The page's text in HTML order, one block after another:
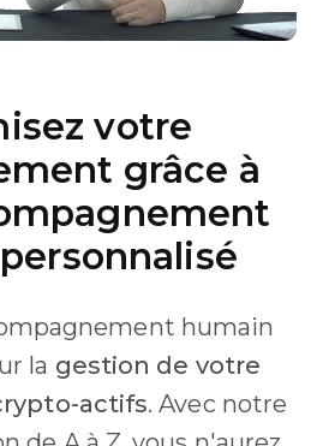
votre
grâce à
humain
la gestion de votre
actifs. Avec notre